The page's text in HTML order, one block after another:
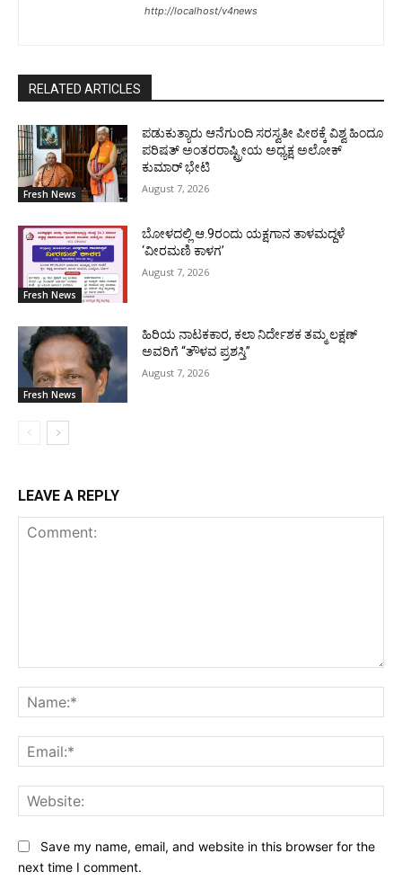
http://localhost/v4news
RELATED ARTICLES
Fresh News
ಪಡುಕುತ್ಯಾರು ಆನೆಗುಂದಿ ಸರಸ್ವತೀ ಪೀಠಕ್ಕೆ ವಿಶ್ವ ಹಿಂದೂ
ಪರಿಷತ್ ಅಂತರರಾಷ್ಟ್ರೀಯ ಅಧ್ಯಕ್ಷ ಅಲೋಕ್
ಕುಮಾರ್ ಭೇಟಿ
August 7, 2026
Fresh News
ಬೋಳದಲ್ಲಿ ಆ.9ರಂದು ಯಕ್ಷಗಾನ ತಾಳಮದ್ದಳೆ
‘ವೀರಮಣಿ ಕಾಳಗ’
August 7, 2026
Fresh News
ಹಿರಿಯ ನಾಟಕಕಾರ, ಕಲಾ ನಿರ್ದೇಶಕ ತಮ್ಮ ಲಕ್ಷಣ್
ಅವರಿಗೆ “ತೌಳವ ಪ್ರಶಸ್ತಿ”
August 7, 2026
LEAVE A REPLY
Save my name, email, and website in this browser for the
next time I comment.